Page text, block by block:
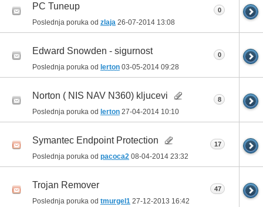
PC Tuneup
Poslednja poruka od zlaja 26-07-2014 13:08
0
Edward Snowden - sigurnost
Poslednja poruka od lerton 03-05-2014 09:28
0
Norton ( NIS NAV N360) kljucevi
Poslednja poruka od lerton 27-04-2014 10:10
8
Symantec Endpoint Protection
Poslednja poruka od pacoca2 08-04-2014 23:32
17
Trojan Remover
Poslednja poruka od tmurgel1 27-12-2013 16:42
47